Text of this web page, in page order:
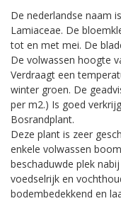
De nederlandse naam is
Lamiaceae. De
tot en met mei. De
De volwassen hoogte
Verdraagt een
winter groen. De
per m2.) Is goed
Bosrandplant.
Deze plant is zeer
enkele volwassen
beschaduwde plek
voedselrijk en
bodembedekkend en